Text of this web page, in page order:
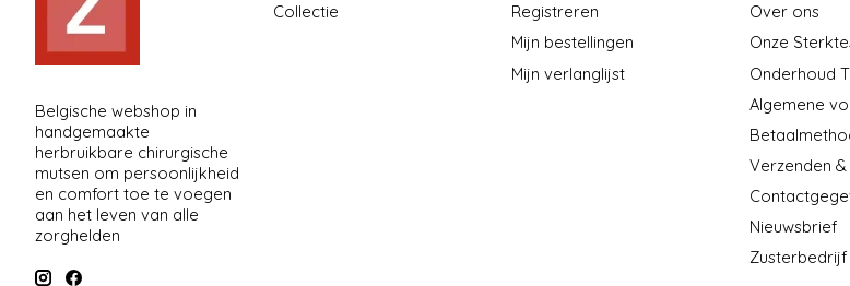
Belgische webshop in
handgemaakte
herbruikbare chirurgische
mutsen om persoonlijkheid
en comfort toe te voegen
aan het leven van alle
zorghelden
Collectie
Registreren
Mijn bestellingen
Mijn verlanglijst
Over ons
Onze
Onderhoud
Algemene
Verzenden
Nieuwsbrief
Zusterbedrijf